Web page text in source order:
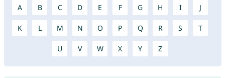
A B C D E F G H I J
K L M N O P Q R S T
U V W X Y Z